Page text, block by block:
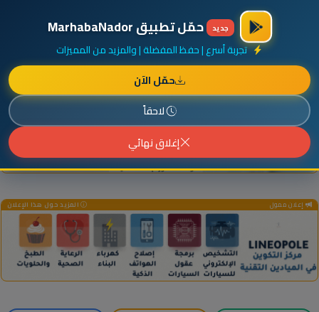
أضف نشاطك مجاناً
جديد حمّل تطبيق MarhabaNador
تجربة أسرع | حفظ المفضلة | والمزيد من المميزات
حمّل الآن
لاحقاً
إغلاق نهائي
إعلان ممول المزيد حول هذا الإعلان
إعلان ممول المزيد حول هذا الإعلان